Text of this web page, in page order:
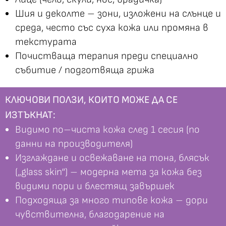
Шия и деколте – зони, изложени на слънце и
среда, често със суха кожа или промяна в
текстурата
Почистваща терапия преди специално
събитие / подготвяща грижа
КЛЮЧОВИ ПОЛЗИ, КОИТО МОЖЕ ДА СЕ
ИЗТЪКНАТ:
Видимо по–чиста кожа след 1 сесия (по
данни на производителя)
Изглаждане и освежаване на тона, блясък
(„glass skin“) – модерна мета за кожа без
видими пори и блестящ завършек
Подходяща за много типове кожа – дори
чувствителна, благодарение на